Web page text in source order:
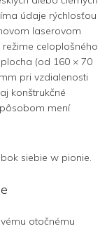
údaje rýchlosťou
laserovom
celoplošného
(od 160 × 70
pri vzdialenosti
konštrukčné
mení
otočnému